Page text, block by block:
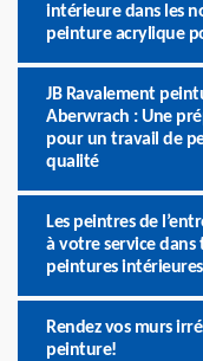
intérieure dans les
peinture acrylique
JB Ravalement
Aberwrach : Une
pour un travail de
qualité
Les peintres de
à votre service dans
peintures intérieures
Rendez vos murs
peinture!